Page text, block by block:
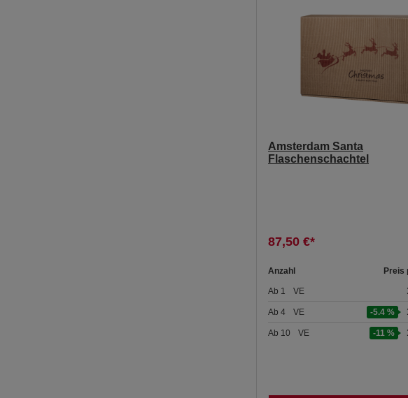
Amsterdam Santa
Flaschenschachtel
87,50 €*
Anzahl Preis
Ab 1 VE
Ab 4 VE -5.4 %
Ab 10 VE -11 %